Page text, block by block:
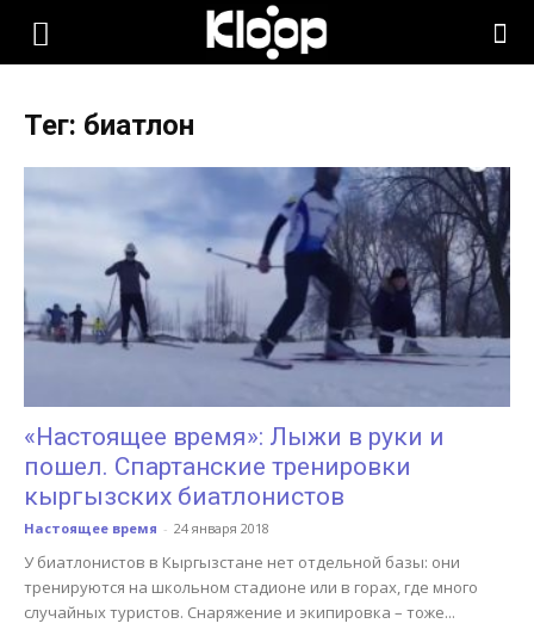
KLOOP.KG
Кыргызстана
Тег: биатлон
«Настоящее время»: Лыжи в руки и
пошел. Cпартанские тренировки
кыргызских биатлонистов
Настоящее время - 24 января 2018
У биатлонистов в Кыргызстане нет отдельной базы: они
тренируются на школьном стадионе или в горах, где много
случайных туристов. Снаряжение и экипировка – тоже...